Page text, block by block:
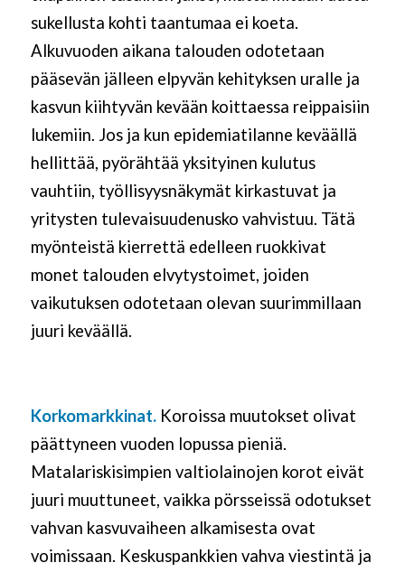
sukellusta kohti taantumaa ei koeta.
Alkuvuoden aikana talouden odotetaan
pääsevän jälleen elpyvän kehityksen uralle ja
kasvun kiihtyvän kevään koittaessa reippaisiin
lukemiin. Jos ja kun epidemiatilanne keväällä
hellittää, pyörähtää yksityinen kulutus
vauhtiin, työllisyysnäkymät kirkastuvat ja
yritysten tulevaisuudenusko vahvistuu. Tätä
myönteistä kierrettä edelleen ruokkivat
monet talouden elvytystoimet, joiden
vaikutuksen odotetaan olevan suurimmillaan
juuri keväällä.
Korkomarkkinat. Koroissa muutokset olivat
päättyneen vuoden lopussa pieniä.
Matalariskisimpien valtiolainojen korot eivät
juuri muuttuneet, vaikka pörsseissä odotukset
vahvan kasvuvaiheen alkamisesta ovat
voimissaan. Keskuspankkien vahva viestintä ja